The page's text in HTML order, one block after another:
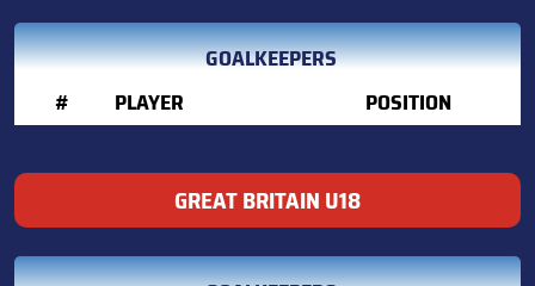
GOALKEEPERS
#
PLAYER POSITION
GREAT BRITAIN U18